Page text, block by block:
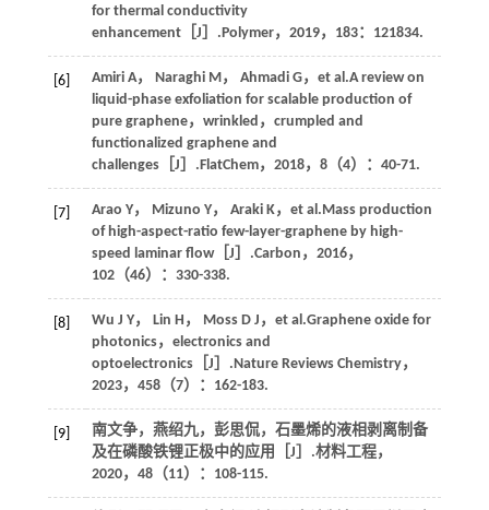
for thermal conductivity
enhancement［J］.Polymer， 2019， 183：121834.
[6] Amiri A， Naraghi M， Ahmadi G，et al.A review on
liquid-phase exfoliation for scalable production of
pure graphene，wrinkled，crumpled and
functionalized graphene and
challenges［J］.FlatChem， 2018， 8（4）：40-71.
[7] Arao Y， Mizuno Y， Araki K，et al.Mass production
of high-aspect-ratio few-layer-graphene by high-
speed laminar flow［J］.Carbon ， 2016，
102（46）：330-338.
[8] Wu J Y， Lin H ， Moss D J ，et al.Graphene oxide for
photonics，electronics and
optoelectronics［J］.Nature Reviews Chemistry，
2023， 458（7）：162-183.
[9]
南文争，燕绍九，彭思侃，石墨烯的液相剥离制备
及在磷酸铁锂正极中的应用［J］.材料工程，
2020， 48（11）：108-115.